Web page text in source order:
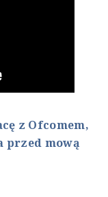
z Ofcomem,
przed mową